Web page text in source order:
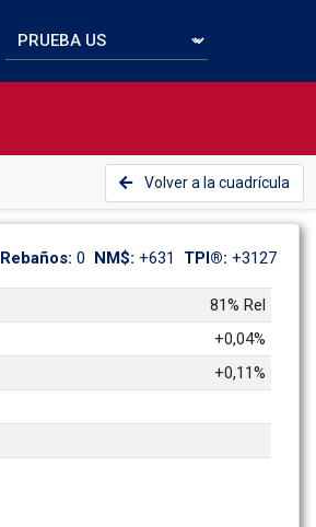
Volver a la cuadrícula
Rebaños: 0 NM$: +631 TPI®: +3127
81% Rel
+0,04%
+0,11%